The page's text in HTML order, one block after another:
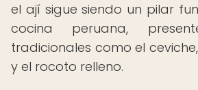
el ají sigue siendo un pilar
cocina peruana,
tradicionales como el
y el rocoto relleno.